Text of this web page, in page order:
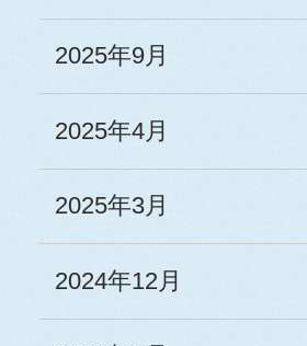
2025年9月
2025年4月
2025年3月
2024年12月